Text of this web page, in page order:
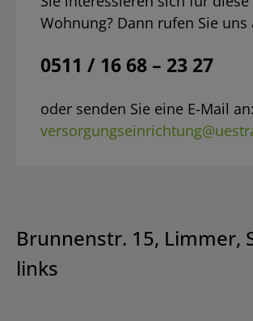
Brunnenstr. 15, Limmer,
links
Wohnung? Dann rufen Sie uns
0511 / 16 68 – 23 27
oder senden Sie eine E-Mail an: